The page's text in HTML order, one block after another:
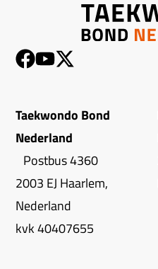
Taekwondo Bond
Nederland
Postbus 4360
2003 EJ Haarlem,
Nederland
kvk 40407655